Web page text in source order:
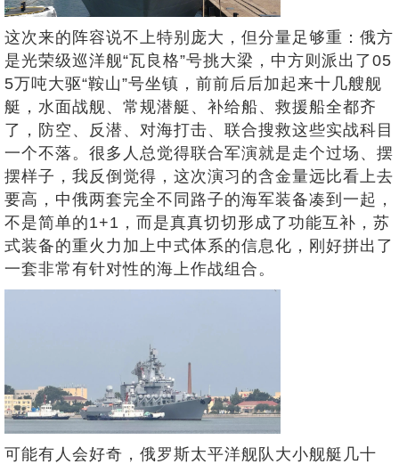
这次来的阵容说不上特别庞大，但分量足够重：俄方
是光荣级巡洋舰“瓦良格”号挑大梁，中方则派出了05
5万吨大驱“鞍山”号坐镇，前前后后加起来十几艘舰
艇，水面战舰、常规潜艇、补给船、救援船全都齐
了，防空、反潜、对海打击、联合搜救这些实战科目
一个不落。很多人总觉得联合军演就是走个过场、摆
摆样子，我反倒觉得，这次演习的含金量远比看上去
要高，中俄两套完全不同路子的海军装备凑到一起，
不是简单的1+1，而是真真切切形成了功能互补，苏
式装备的重火力加上中式体系的信息化，刚好拼出了
一套非常有针对性的海上作战组合。
可能有人会好奇，俄罗斯太平洋舰队大小舰艇几十